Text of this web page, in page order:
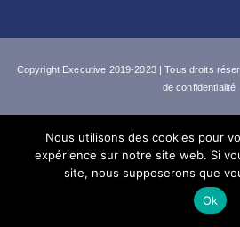
Copyright Executive 2019-2023| Tous droits
de confidentialité
Nous utilisons des cookies pour
expérience sur notre site web. Si
site, nous supposerons que
Ok